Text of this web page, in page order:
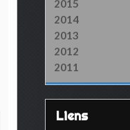
2015
2014
2013
2012
2011
Liens